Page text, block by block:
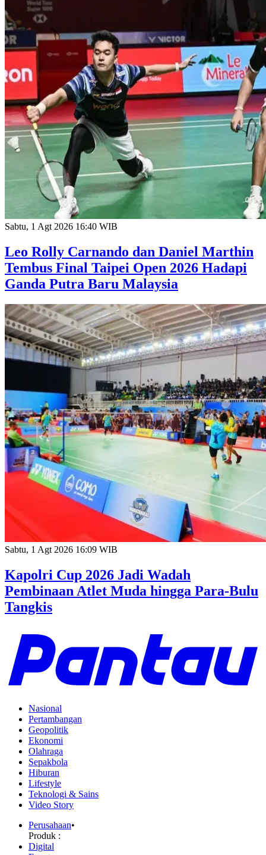
Sabtu, 1 Agt 2026 16:40 WIB
Leo Rolly Carnando dan Daniel Marthin
Tembus Final Taipei Open 2026 Hadapi
Ganda Putra Baru Malaysia
Sabtu, 1 Agt 2026 16:09 WIB
Kapolri Cup 2026 Jadi Wadah
Pembinaan Atlet Muda hingga Para-Bulu
Tangkis
Nasional
Pertambangan
Geopolitik
Ekonomi
Olahraga
Sepakbola
Hiburan
Lifestyle
Teknologi & Sains
Video Story
Perusahaan•
Produk :
Digital